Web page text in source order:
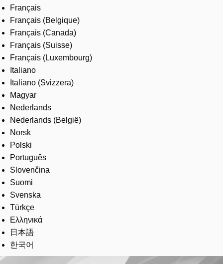
Français
Français (Belgique)
Français (Canada)
Français (Suisse)
Français (Luxembourg)
Italiano
Italiano (Svizzera)
Magyar
Nederlands
Nederlands (België)
Norsk
Polski
Português
Slovenčina
Suomi
Svenska
Türkçe
Ελληνικά
日本語
한국어